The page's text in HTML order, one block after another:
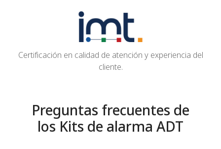
Certificación en calidad de atención y experiencia del
cliente.
Preguntas frecuentes de
los Kits de alarma ADT